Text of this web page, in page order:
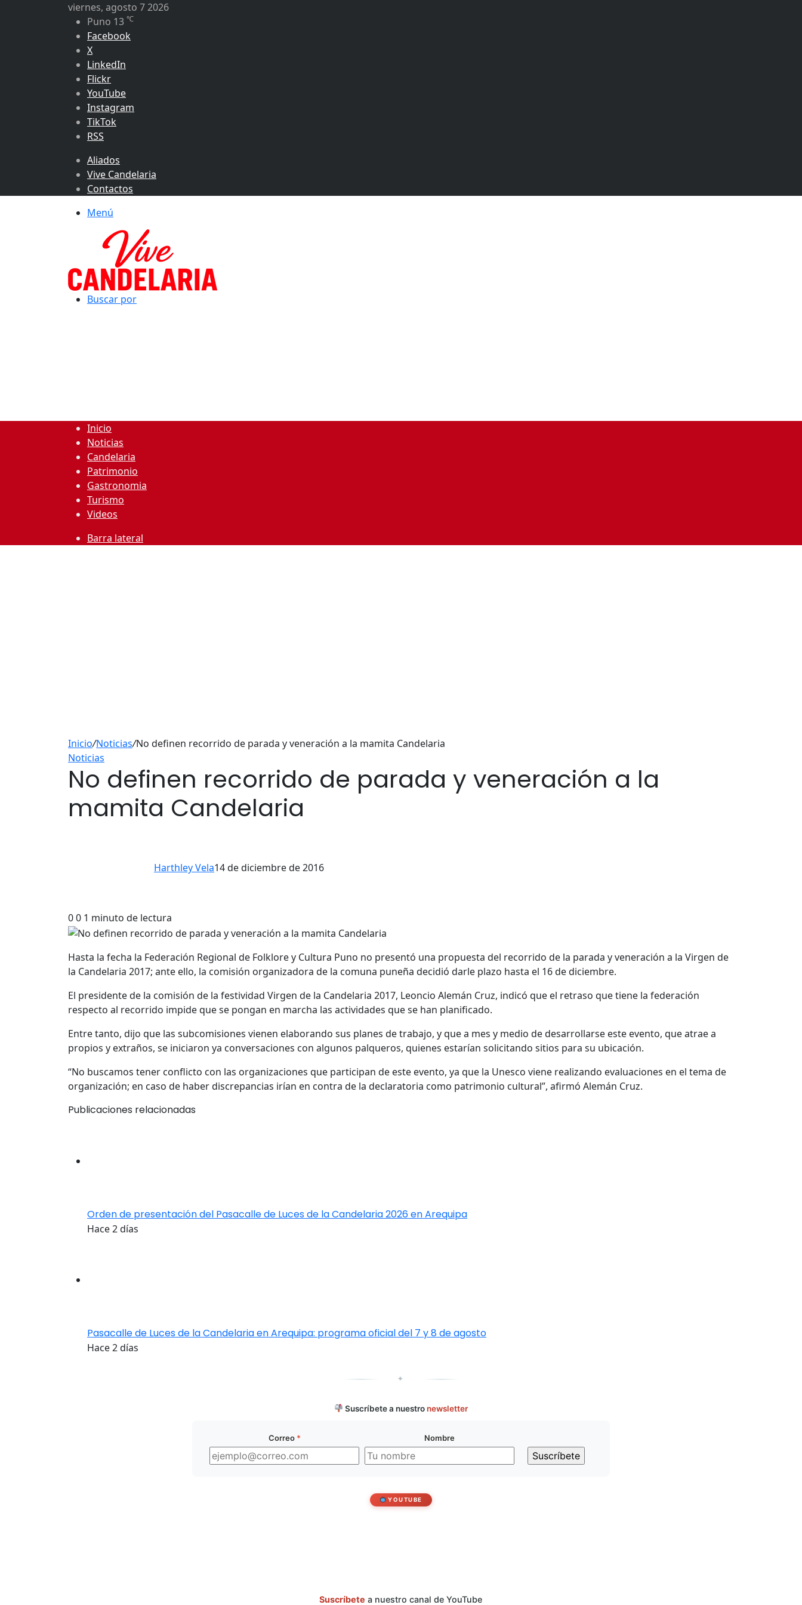
viernes, agosto 7 2026
Puno 13 ℃
Facebook
X
LinkedIn
Flickr
YouTube
Instagram
TikTok
RSS
Aliados
Vive Candelaria
Contactos
Menú
Buscar por
Inicio
Noticias
Candelaria
Patrimonio
Gastronomia
Turismo
Videos
Barra lateral
Inicio/Noticias/No definen recorrido de parada y veneración a la mamita Candelaria
Noticias
No definen recorrido de parada y veneración a la
mamita Candelaria
Harthley Vela14 de diciembre de 2016
00 1 minuto de lectura
Hasta la fecha la Federación Regional de Folklore y Cultura Puno no presentó una propuesta del recorrido de la parada y veneración a la Virgen de
la Candelaria 2017; ante ello, la comisión organizadora de la comuna puneña decidió darle plazo hasta el 16 de diciembre.
El presidente de la comisión de la festividad Virgen de la Candelaria 2017, Leoncio Alemán Cruz, indicó que el retraso que tiene la federación
respecto al recorrido impide que se pongan en marcha las actividades que se han planificado.
Entre tanto, dijo que las subcomisiones vienen elaborando sus planes de trabajo, y que a mes y medio de desarrollarse este evento, que atrae a
propios y extraños, se iniciaron ya conversaciones con algunos palqueros, quienes estarían solicitando sitios para su ubicación.
“No buscamos tener conflicto con las organizaciones que participan de este evento, ya que la Unesco viene realizando evaluaciones en el tema de
organización; en caso de haber discrepancias irían en contra de la declaratoria como patrimonio cultural”, afirmó Alemán Cruz.
Publicaciones relacionadas
Orden de presentación del Pasacalle de Luces de la Candelaria 2026 en Arequipa
Hace 2 días
Pasacalle de Luces de la Candelaria en Arequipa: programa oficial del 7 y 8 de agosto
Hace 2 días
✦
Suscríbete a nuestro newsletter
Correo * Nombre
YOUTUBE
Suscríbete a nuestro canal de YouTube